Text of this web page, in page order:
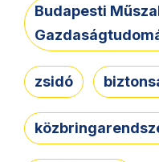
Budapesti
zsidó